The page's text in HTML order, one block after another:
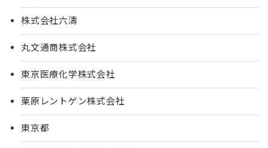
株式会社六濤
丸文通商株式会社
東京医療化学株式会社
栗原レントゲン株式会社
東京都